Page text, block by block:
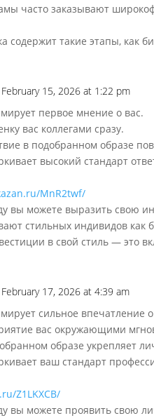
часто заказывают
содержит такие этапы, как
15, 2026 at 1:22 pm
первое мнение о вас.
вас коллегами сразу.
в подобранном образе
высокий стандарт
MnR2twf/
вы можете выразить свою
стильных индивидов как
в свой стиль — это
17, 2026 at 4:39 am
сильное впечатление о
вас окружающими
образе укрепляет
ваш стандарт
Z1LKXCB/
вы можете проявить свою